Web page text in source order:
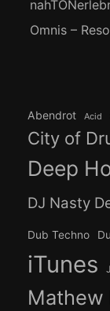
Omnis –
Abendrot Acid
City of
Deep
DJ Nasty
Dub Techno
iTunes
Mathew